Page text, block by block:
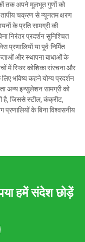
तक अपने मूलभूत गुणों को
चक्रण से न्यूनतम क्षरण
के प्रति सामग्री की
निरंतर प्रदर्शन सुनिश्चित
या पूर्व-निर्मित
और स्थापना बाधाओं के
में स्थिर कोशिका संरचना और
भविष्य कहने योग्य प्रदर्शन
अन्य इन्सुलेशन सामग्री को
है, जिससे स्टील, कंक्रीट,
के बिना विश्वसनीय
हमें संदेश छोड़ें